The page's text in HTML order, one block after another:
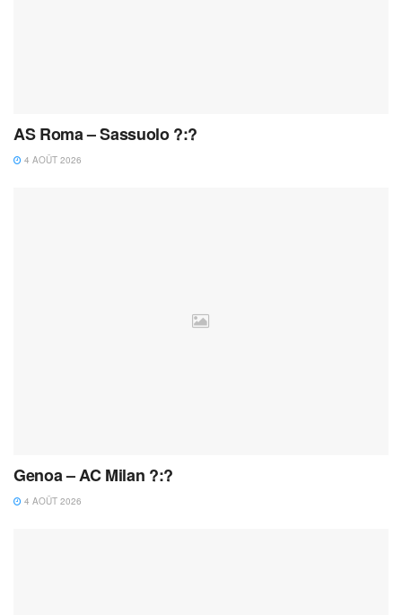
AS Roma – Sassuolo ?:?
4 AOÛT 2026
Genoa – AC Milan ?:?
4 AOÛT 2026